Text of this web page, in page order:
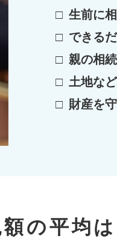
生前に
できる
親の相
土地な
財産を
の平均は